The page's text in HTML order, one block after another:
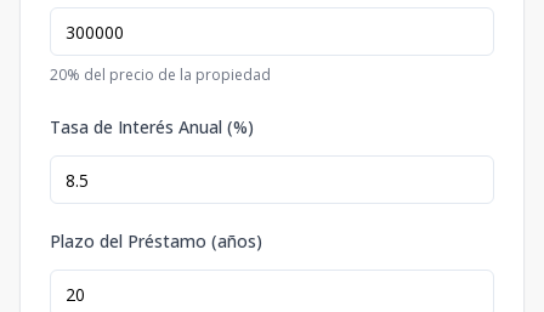
20% del precio de la propiedad
Tasa de Interés Anual (%)
Plazo del Préstamo (años)